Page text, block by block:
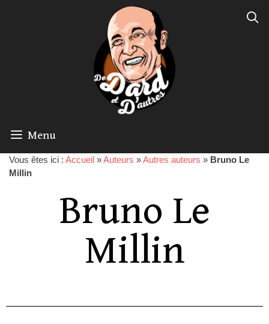
Menu
Vous êtes ici : Accueil »Auteurs »Autres auteurs » Bruno Le
Millin
Bruno Le
Millin